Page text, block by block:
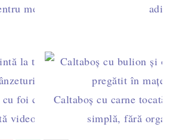
mese festive
foi cumpărate și brânzeturi –
video fără cuptor
Caltaboș cu carne
simplă, fără